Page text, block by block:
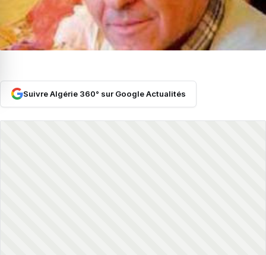
Suivre Algérie 360° sur Google Actualités